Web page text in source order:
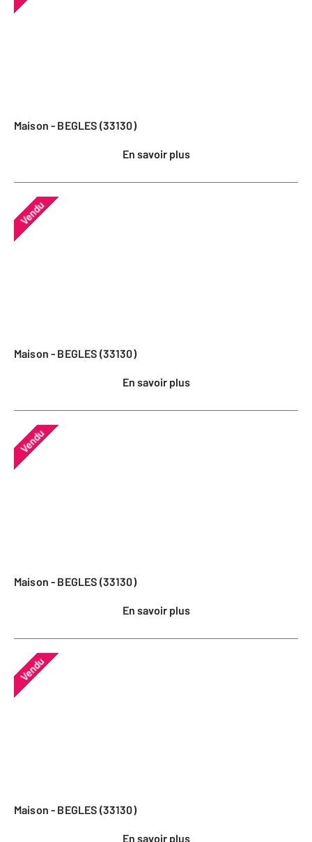
Maison - BEGLES (33130)
En savoir plus
Vendu
Maison - BEGLES (33130)
En savoir plus
Vendu
Maison - BEGLES (33130)
En savoir plus
Vendu
Maison - BEGLES (33130)
En savoir plus